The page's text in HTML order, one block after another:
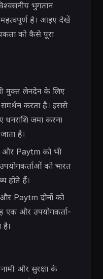
भुगतान
महत्वपूर्ण है। आइए देखें
को कैसे पूरा
मुक्त लेनदेन के लिए
करता है। इससे
धनराशि जमा करना
है।
और Paytm को भी
को भारत
होते हैं।
Paytm दोनों को
एक और उपयोगकर्ता-
और सुरक्षा के